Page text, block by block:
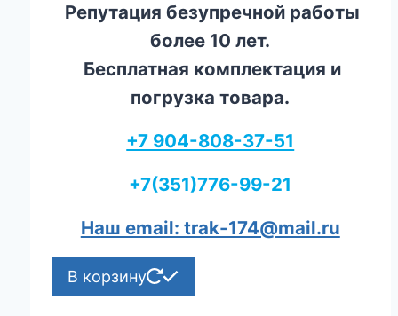
Репутация безупречной работы
более 10 лет.
Бесплатная комплектация и
погрузка товара.
+7 904-808-37-51
+7(351)776-99-21
Наш email: trak-174@mail.ru
В корзину